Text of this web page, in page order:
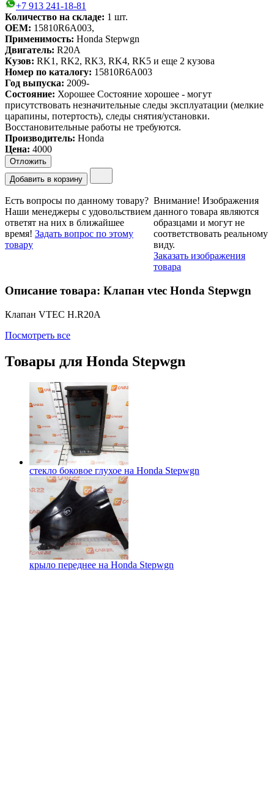
+7 913 241-18-81
Количество на складе: 1 шт.
OEM: 15810R6A003,
Применимость: Honda Stepwgn
Двигатель: R20A
Кузов: RK1, RK2, RK3, RK4, RK5 и еще 2 кузова
Номер по каталогу: 15810R6A003
Год выпуска: 2009-
Состояние: Хорошее Состояние хорошее - могут
присутствовать незначительные следы эксплуатации (мелкие
царапины, потертость), следы снятия/установки.
Восстановительные работы не требуются.
Производитель: Honda
Цена: 4000
Отложить
Добавить в корзину
Есть вопросы по данному товару?
Наши менеджеры с удовольствием
ответят на них в ближайшее
время! Задать вопрос по этому
товару
Внимание! Изображения
данного товара являются
образцами и могут не
соответствовать реальному
виду.
Заказать изображения
товара
Описание товара: Клапан vtec Honda Stepwgn
Клапан VTEC H.R20A
Посмотреть все
Товары для Honda Stepwgn
стекло боковое глухое на Honda Stepwgn
крыло переднее на Honda Stepwgn